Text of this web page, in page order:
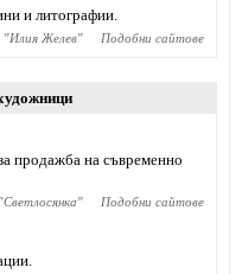
и литографии.
"Илия Желев" Подобни сайтове
продажба на съвременно
Светлосянка" Подобни сайтове